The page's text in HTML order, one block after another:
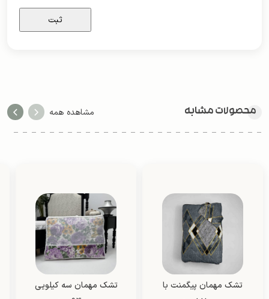
محصولات مشابه مشاهده همه
تشک مهمان پیگمنت با
تشک مهمان سه کیلویی